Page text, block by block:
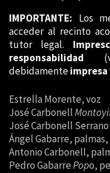
IMPORTANTE: Los
acceder al recinto
tutor legal.
responsabilidad
debidamente
Estrella Morente, voz
José Carbonell
José Carbonell Serrano
Ángel Gabarre, palmas,
Antonio Carbonell,
Pedro GabarrePopo,